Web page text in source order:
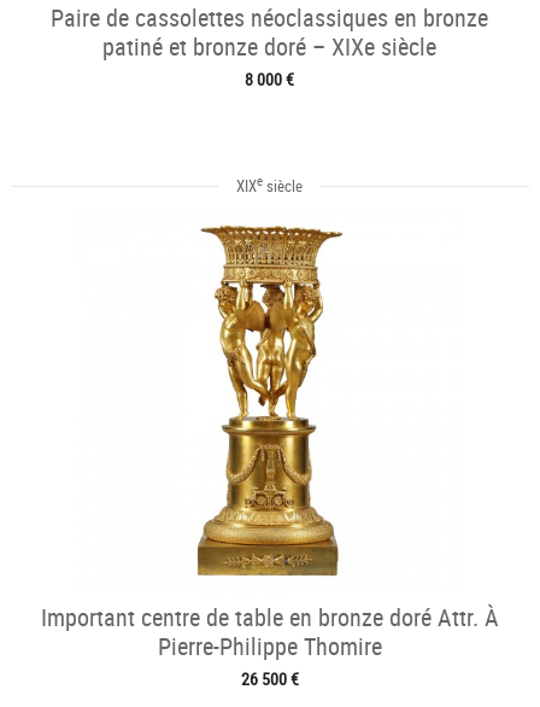
Paire de cassolettes néoclassiques en bronze
patiné et bronze doré – XIXe siècle
8 000 €
XIXe siècle
Important centre de table en bronze doré Attr. À
Pierre-Philippe Thomire
26 500 €